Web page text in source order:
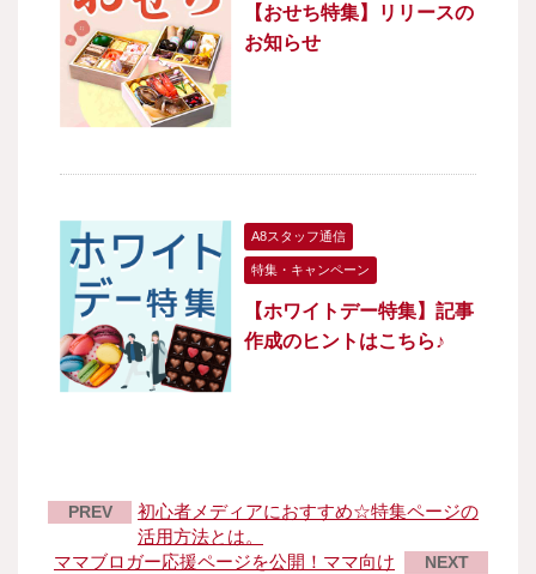
【おせち特集】リリースの
お知らせ
A8スタッフ通信
特集・キャンペーン
【ホワイトデー特集】記事
作成のヒントはこちら♪
PREV
初心者メディアにおすすめ☆特集ページの
活用方法とは。
ママブロガー応援ページを公開！ママ向け
NEXT